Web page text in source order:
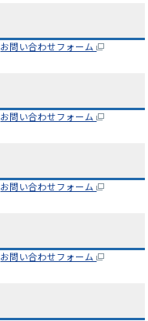
お問い合わせフォーム
お問い合わせフォーム
お問い合わせフォーム
お問い合わせフォーム